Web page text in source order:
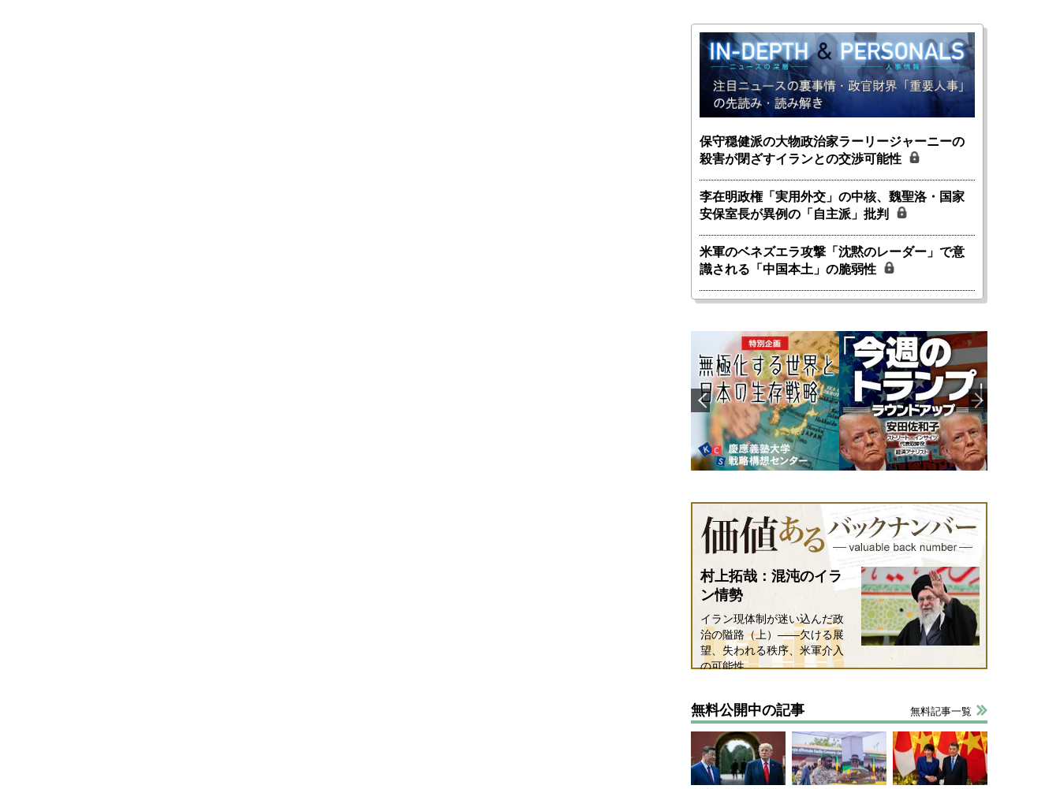
保守穏健派の大物政治家ラーリージャーニーの
殺害が閉ざすイランとの交渉可能性
李在明政権「実用外交」の中核、魏聖洛・国家
安保室長が異例の「自主派」批判
米軍のベネズエラ攻撃「沈黙のレーダー」で意
識される「中国本土」の脆弱性
村上拓哉：混沌のイラ
ン情勢
イラン現体制が迷い込んだ政
治の隘路（上）――欠ける展
望、失われる秩序、米軍介入
の可能性
無料公開中の記事 無料記事一覧